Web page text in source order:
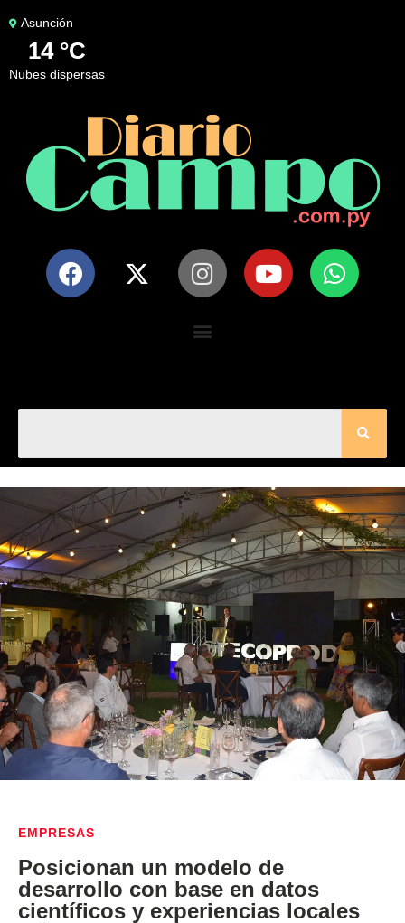
Asunción
14 °C
nubes dispersas
EMPRESAS
Posicionan un modelo de
desarrollo con base en datos
científicos y experiencias locales